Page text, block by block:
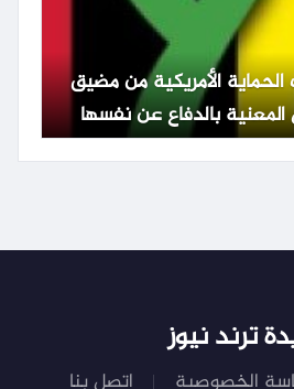
الأمريكية من مضيق
بالدفاع عن نفسها
ترند نيوز